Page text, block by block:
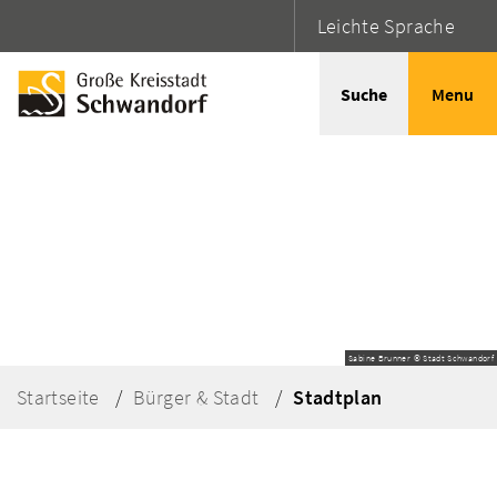
Leichte Sprache
Suche Menu
Sabine Brunner © Stadt Schwandorf
Startseite Bürger & Stadt Stadtplan